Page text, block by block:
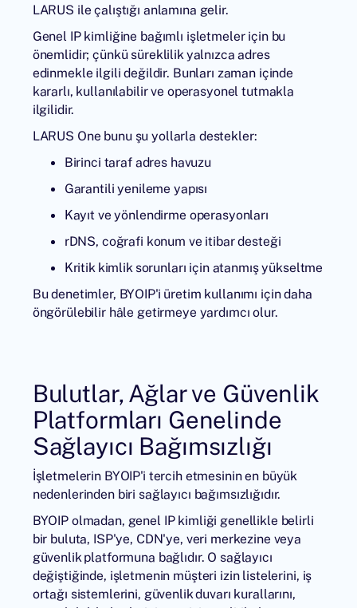
LARUS ile çalıştığı anlamına gelir.
Genel IP kimliğine bağımlı işletmeler için bu
önemlidir; çünkü süreklilik yalnızca adres
edinmekle ilgili değildir. Bunları zaman içinde
kararlı, kullanılabilir ve operasyonel tutmakla
ilgilidir.
LARUS One bunu şu yollarla destekler:
Birinci taraf adres havuzu
Garantili yenileme yapısı
Kayıt ve yönlendirme operasyonları
rDNS, coğrafi konum ve itibar desteği
Kritik kimlik sorunları için atanmış yükseltme
Bu denetimler, BYOIP'i üretim kullanımı için daha
öngörülebilir hâle getirmeye yardımcı olur.
Bulutlar, Ağlar ve Güvenlik
Platformları Genelinde
Sağlayıcı Bağımsızlığı
İşletmelerin BYOIP'i tercih etmesinin en büyük
nedenlerinden biri sağlayıcı bağımsızlığıdır.
BYOIP olmadan, genel IP kimliği genellikle belirli
bir buluta, ISP'ye, CDN'ye, veri merkezine veya
güvenlik platformuna bağlıdır. O sağlayıcı
değiştiğinde, işletmenin müşteri izin listelerini, iş
ortağı sistemlerini, güvenlik duvarı kurallarını,